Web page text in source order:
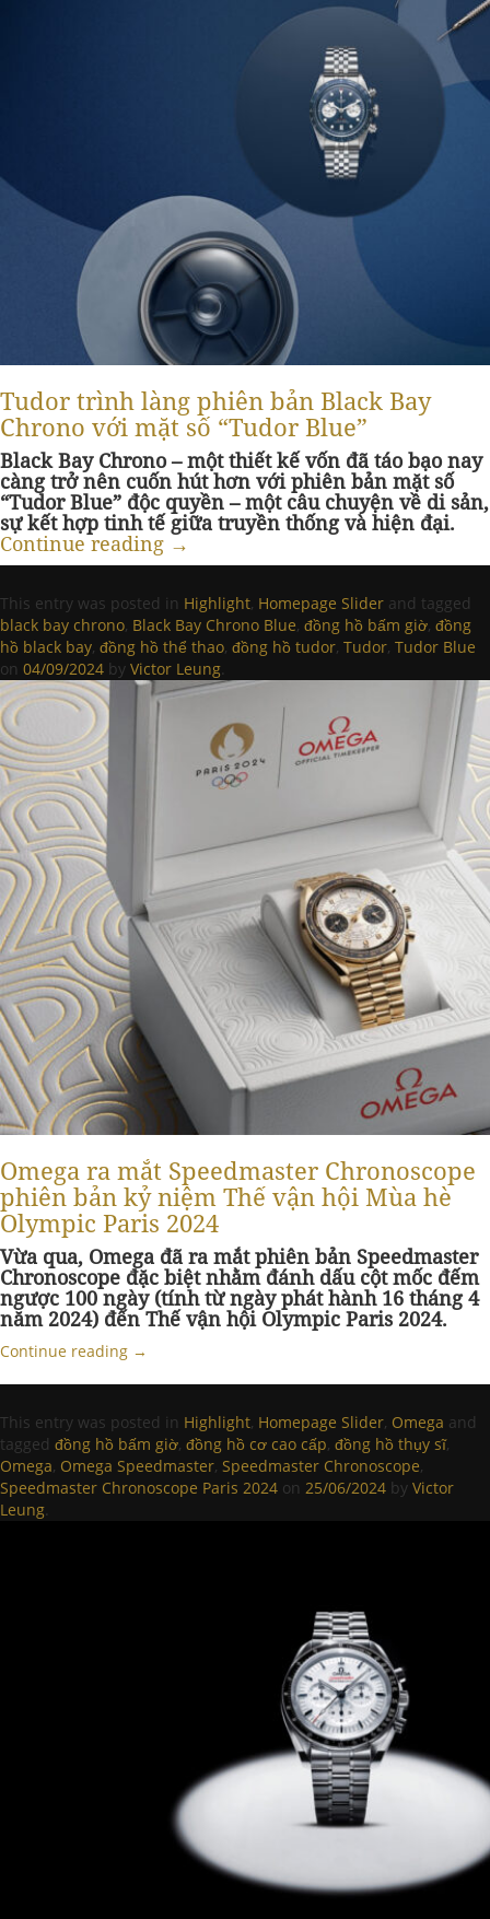
Tudor trình làng phiên bản Black Bay
Chrono với mặt số “Tudor Blue”
Black Bay Chrono – một thiết kế vốn đã táo bạo nay
càng trở nên cuốn hút hơn với phiên bản mặt số
“Tudor Blue” độc quyền – một câu chuyện về di sản,
sự kết hợp tinh tế giữa truyền thống và hiện đại.
Continue reading →
This entry was posted in Highlight, Homepage Slider and tagged
black bay chrono, Black Bay Chrono Blue, đồng hồ bấm giờ, đồng
hồ black bay, đồng hồ thể thao, đồng hồ tudor, Tudor, Tudor Blue
on 04/09/2024 by Victor Leung.
Omega ra mắt Speedmaster Chronoscope
phiên bản kỷ niệm Thế vận hội Mùa hè
Olympic Paris 2024
Vừa qua, Omega đã ra mắt phiên bản Speedmaster
Chronoscope đặc biệt nhằm đánh dấu cột mốc đếm
ngược 100 ngày (tính từ ngày phát hành 16 tháng 4
năm 2024) đến Thế vận hội Olympic Paris 2024.
Continue reading →
This entry was posted in Highlight, Homepage Slider, Omega and
tagged đồng hồ bấm giờ, đồng hồ cơ cao cấp, đồng hồ thụy sĩ,
Omega, Omega Speedmaster, Speedmaster Chronoscope,
Speedmaster Chronoscope Paris 2024 on 25/06/2024 by Victor
Leung.